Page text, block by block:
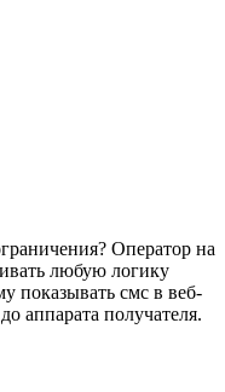
Оператор на
любую логику
показывать смс в веб-
аппарата получателя.